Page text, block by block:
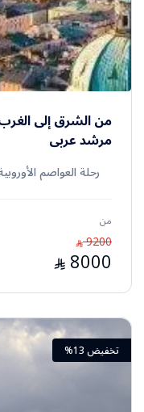
من الشرق إلى
مرشد عربي
رحلة العواصم
من
9200
⃁
8000
⃁
تخفيض 13%